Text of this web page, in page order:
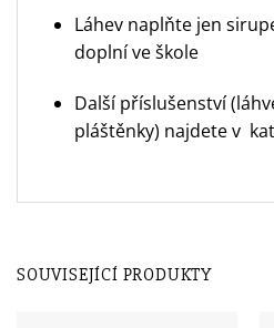
Láhev naplňte jen
doplní ve škole
Další příslušenství
pláštěnky) najdete v
SOUVISEJÍCÍ PRODUKTY